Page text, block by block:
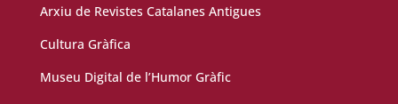
Arxiu de Revistes Catalanes Antigues
Cultura Gràfica
Museu Digital de l’Humor Gràfic